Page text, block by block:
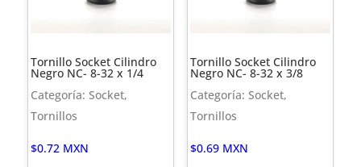
Tornillo Socket Cilindro
Negro NC- 8-32 x 1/4
Categoría: Socket,
Tornillos
$0.72 MXN
Tornillo Socket Cilindro
Negro NC- 8-32 x 3/8
Categoría: Socket,
Tornillos
$0.69 MXN